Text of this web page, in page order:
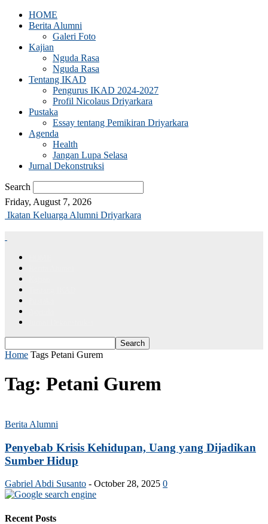
HOME
Berita Alumni
Galeri Foto
Kajian
Nguda Rasa
Nguda Rasa
Tentang IKAD
Pengurus IKAD 2024-2027
Profil Nicolaus Driyarkara
Pustaka
Essay tentang Pemikiran Driyarkara
Agenda
Health
Jangan Lupa Selasa
Jurnal Dekonstruksi
Search
Friday, August 7, 2026
Ikatan Keluarga Alumni Driyarkara
Home Tags Petani Gurem
Tag: Petani Gurem
Berita Alumni
Penyebab Krisis Kehidupan, Uang yang Dijadikan
Sumber Hidup
Gabriel Abdi Susanto - October 28, 2025 0
Recent Posts